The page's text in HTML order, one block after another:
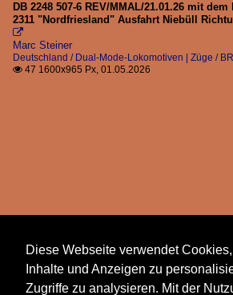
DB 2248 507-6 REV/MMAL/21.01.26 mit
2311 "Nordfriesland" Ausfahrt Niebüll

Marc Steiner
Deutschland / Dual-Mode-Lokomotiven | Züge /
 47 1600x965 Px, 01.05.2026
Diese Webseite verwendet
Inhalte und Anzeigen zu
Zugriffe zu analysieren. Mit der